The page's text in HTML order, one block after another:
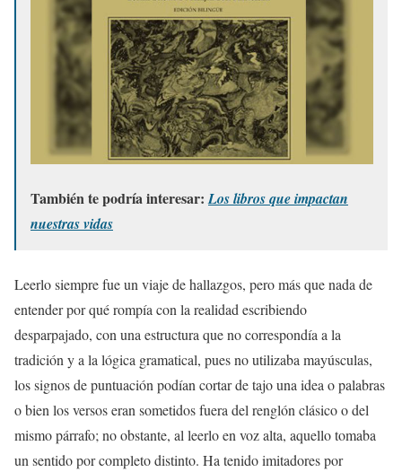
También te podría interesar:Los libros que impactan
nuestras vidas
Leerlo siempre fue un viaje de hallazgos, pero más que nada de
entender por qué rompía con la realidad escribiendo
desparpajado, con una estructura que no correspondía a la
tradición y a la lógica gramatical, pues no utilizaba mayúsculas,
los signos de puntuación podían cortar de tajo una idea o palabras
o bien los versos eran sometidos fuera del renglón clásico o del
mismo párrafo; no obstante, al leerlo en voz alta, aquello tomaba
un sentido por completo distinto. Ha tenido imitadores por